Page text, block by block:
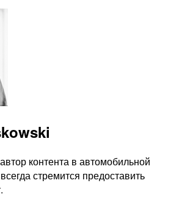
контента в автомобильной
стремится предоставить